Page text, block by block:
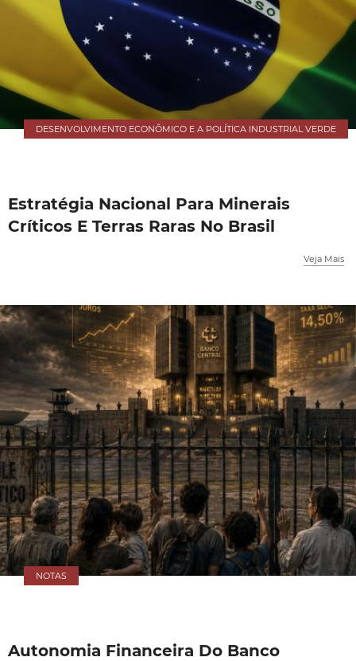
DESENVOLVIMENTO ECONÔMICO E A POLÍTICA INDUSTRIAL VERDE
Estratégia Nacional Para Minerais
Críticos E Terras Raras No Brasil
Veja Mais
NOTAS
Autonomia Financeira Do Banco